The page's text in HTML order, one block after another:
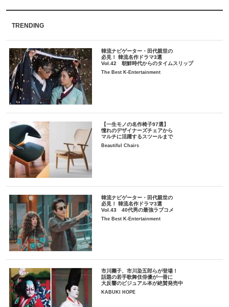
TRENDING
韓流ナビゲーター・田代親世の
必見！ 韓流名作ドラマ3選
Vol.42 朝鮮時代からのタイムスリップ
The Best K-Entertainment
【一生モノの名作椅子97選】
憧れのデザイナーズチェアから
マルチに活躍するスツールまで
Beautiful Chairs
韓流ナビゲーター・田代親世の
必見！ 韓流名作ドラマ3選
Vol.43 40代男の最強ラブコメ
The Best K-Entertainment
市川團子、市川染五郎らが登場！
話題の若手歌舞伎俳優が一冊に
大反響のビジュアル本が絶賛発売中
KABUKI HOPE